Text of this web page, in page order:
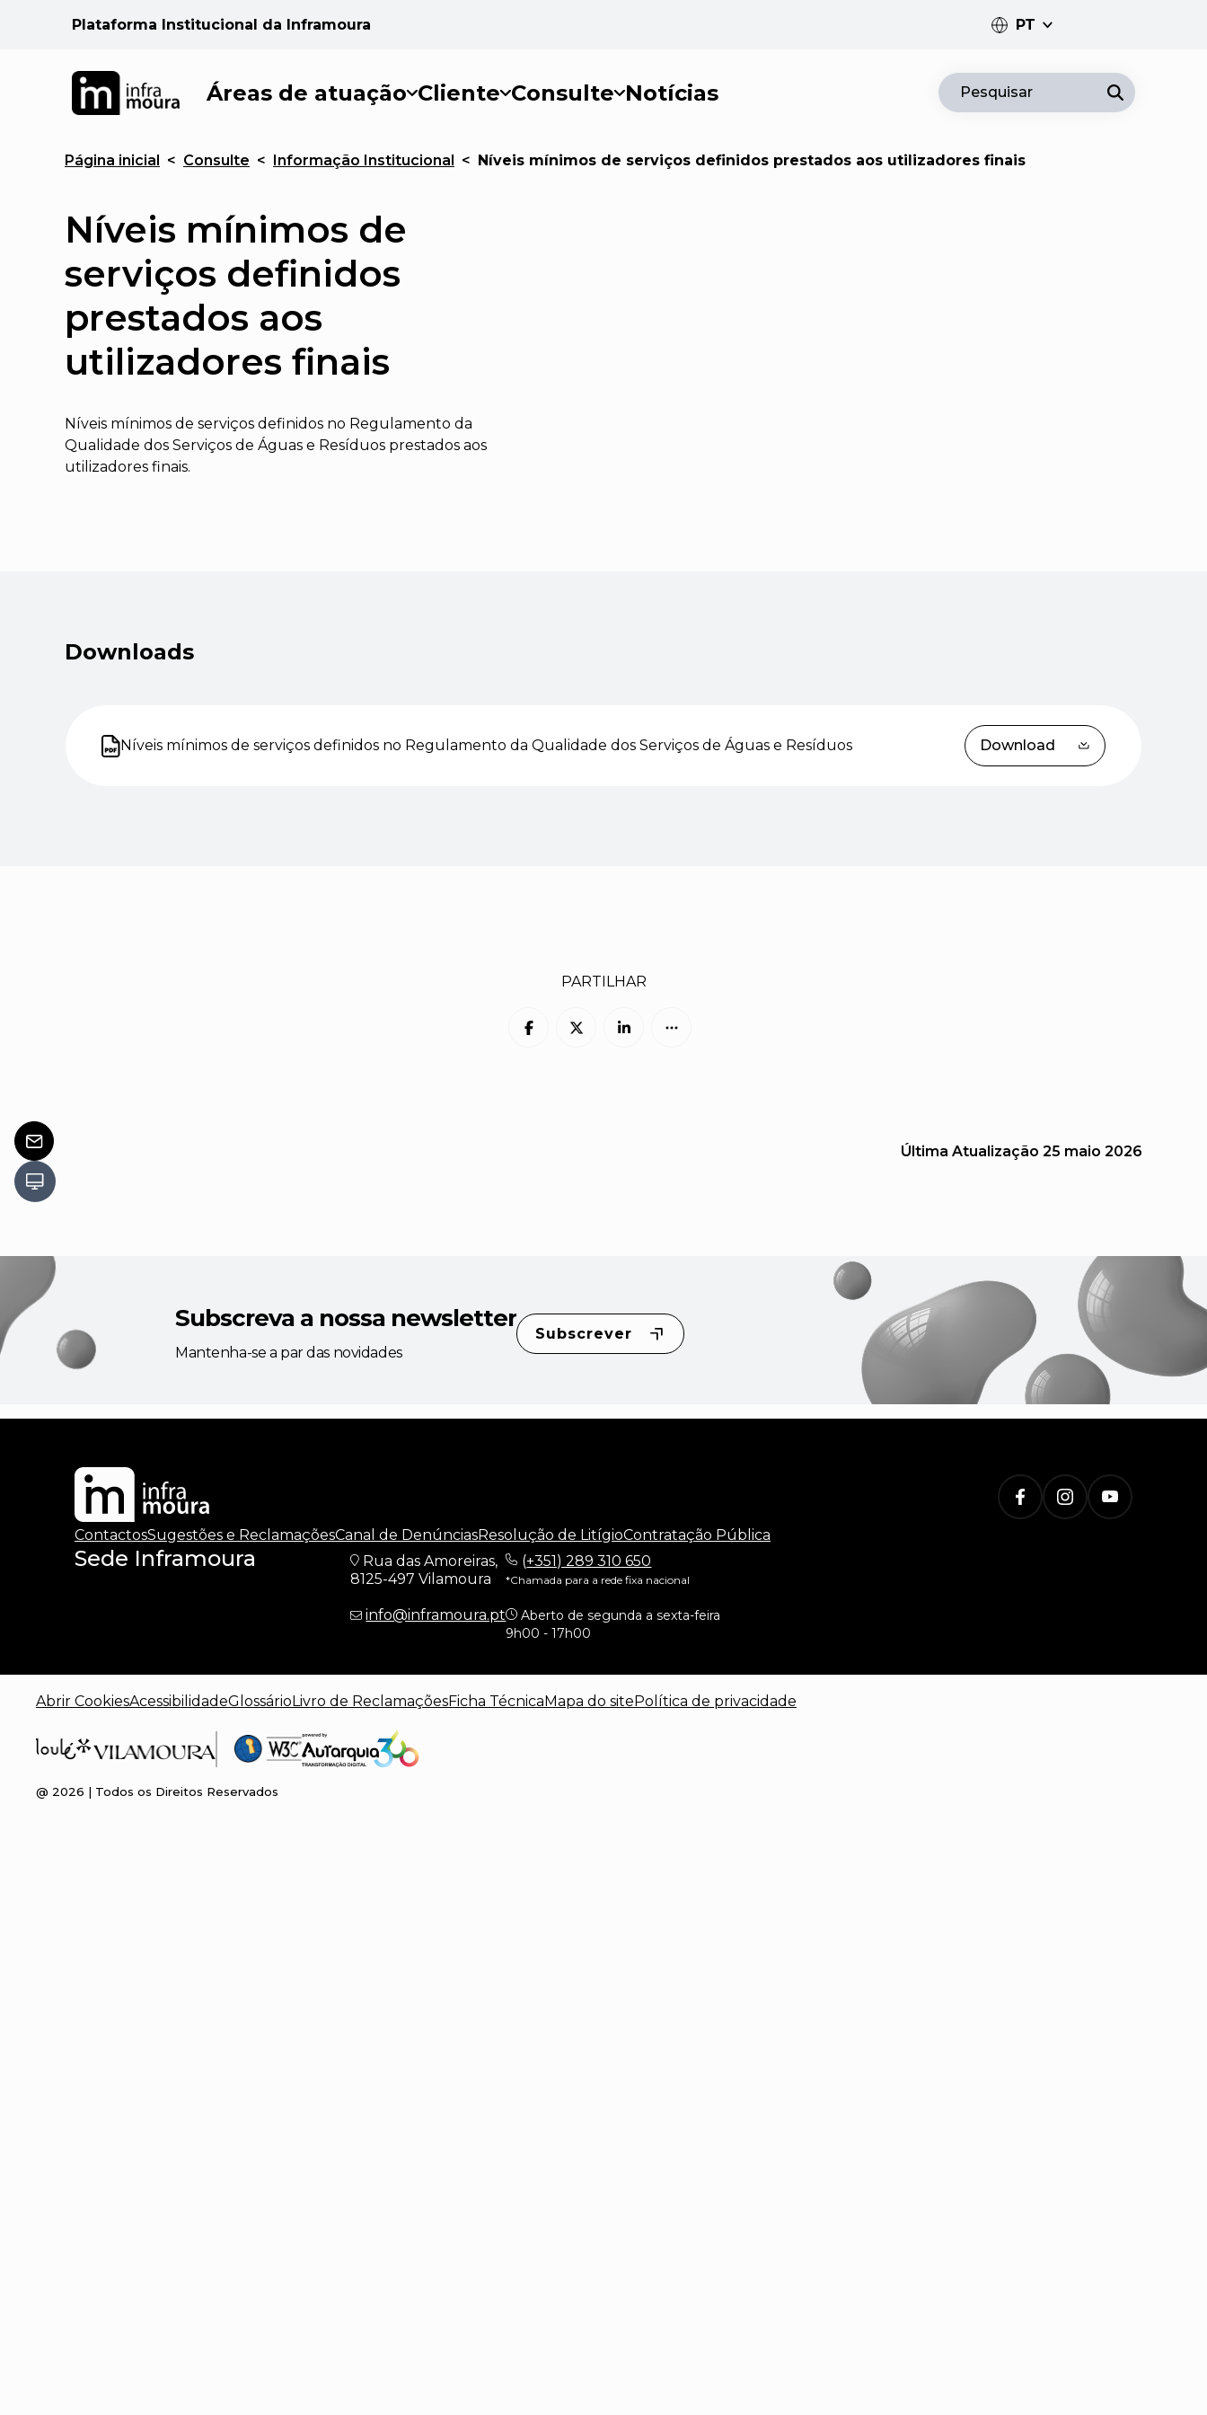
Plataforma Institucional da Inframoura PT
PT
EN
Áreas de atuação Cliente Consulte Notícias Pesquisar
Página inicial < Consulte < Informação Institucional < Níveis mínimos de serviços definidos prestados aos utilizadores finais
Níveis mínimos de
serviços definidos
prestados aos
utilizadores finais
Níveis mínimos de serviços definidos no Regulamento da
Qualidade dos Serviços de Águas e Resíduos prestados aos
utilizadores finais.
Downloads
Níveis mínimos de serviços definidos no Regulamento da Qualidade dos Serviços de Águas e Resíduos Download
Abre num novo separador
PARTILHAR
Última Atualização 25 maio 2026
Subscreva a nossa newsletter
Mantenha-se a par das novidades
Subscrever
ContactosSugestões e ReclamaçõesCanal de DenúnciasResolução de LitígioContratação Pública
Sede Inframoura
Rua das Amoreiras,
8125-497 Vilamoura
info@inframoura.pt
(+351) 289 310 650
*Chamada para a rede fixa nacional
Aberto de segunda a sexta-feira
9h00 - 17h00
Abrir CookiesAcessibilidadeGlossário Livro de ReclamaçõesFicha Técnica Mapa do site Política de privacidade
@ 2026 | Todos os Direitos Reservados